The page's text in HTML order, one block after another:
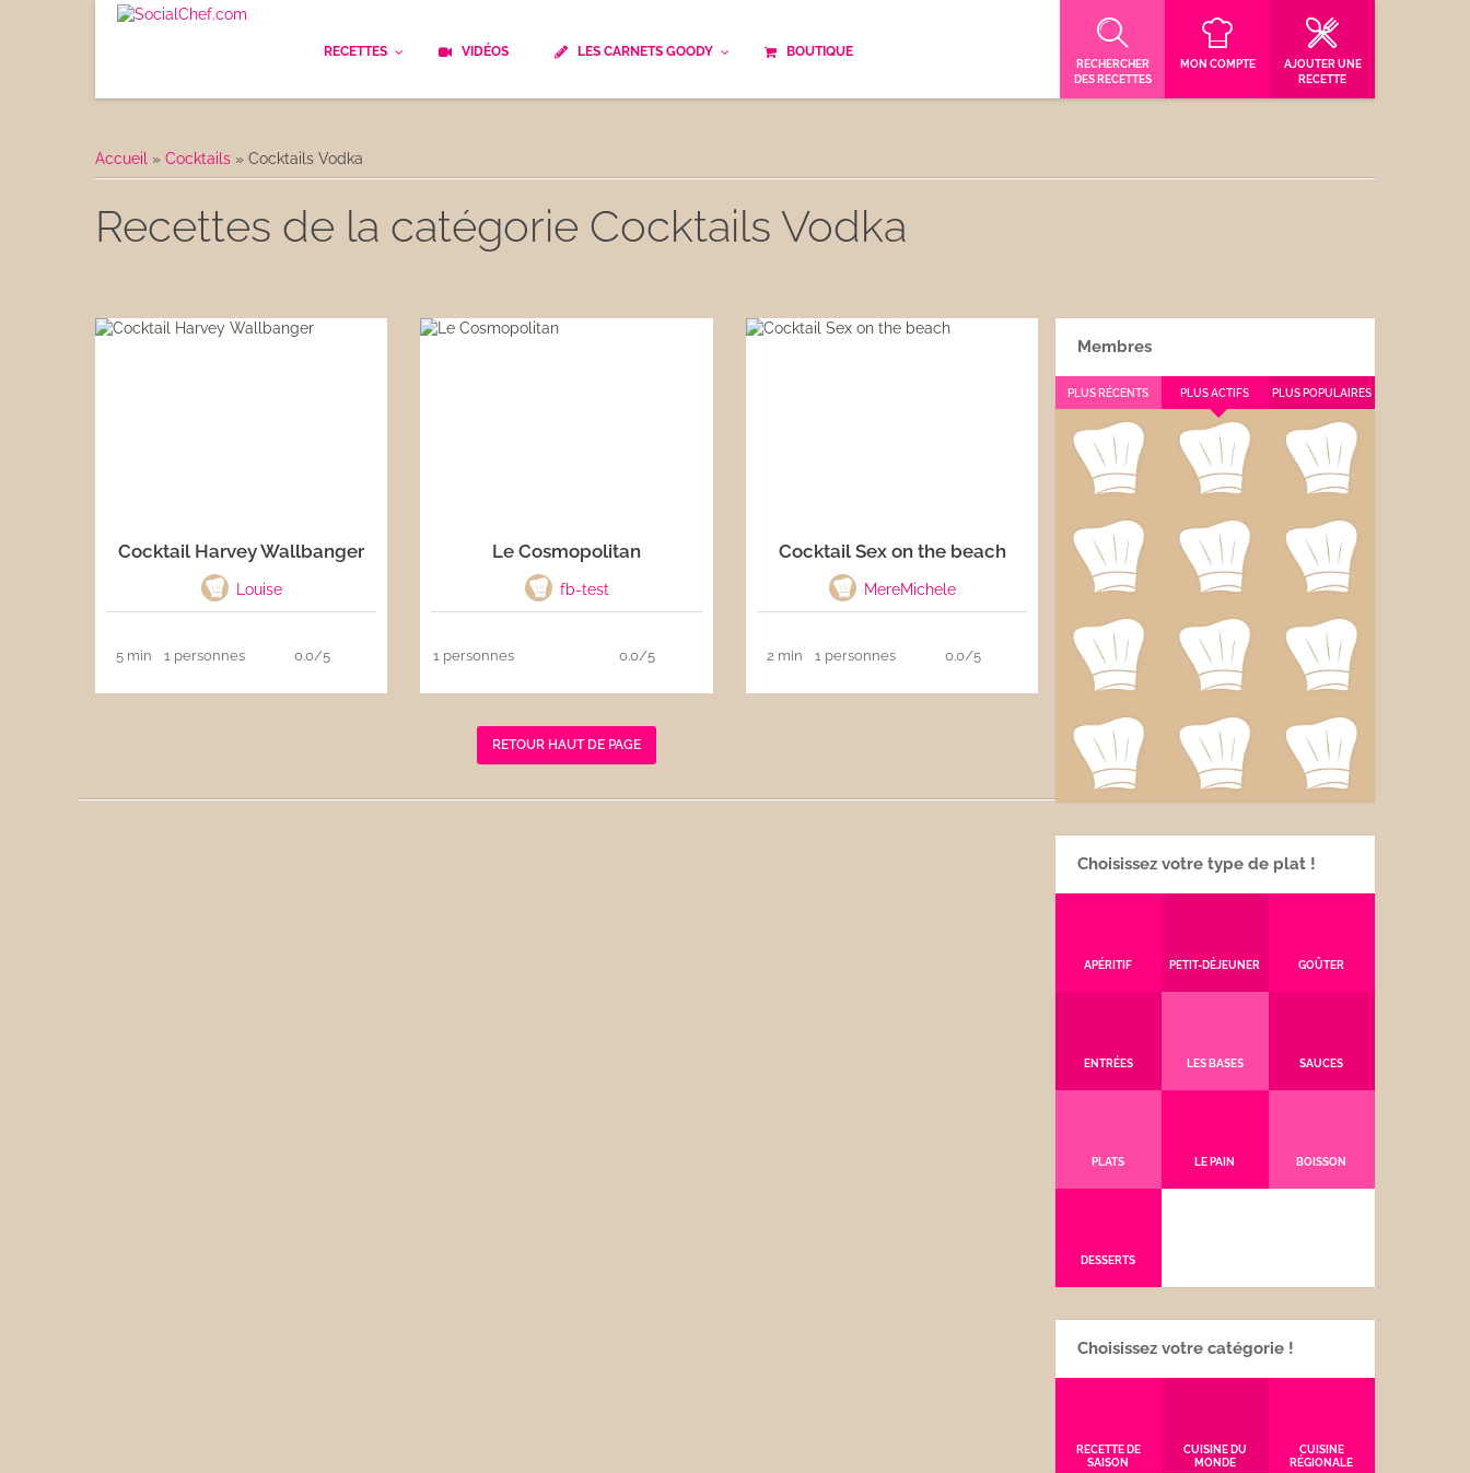
RECETTES
Le Pain
Apéritifs Cuisine française traditionnelle Repas musculation
VIDÉOS LES CARNETS GOODY
Spécialité culinaire
Les astuces Goody
BOUTIQUE
RECHERCHER
DES RECETTES
MON COMPTE
AJOUTER UNE
RECETTE
Accueil » Cocktails » Cocktails Vodka
Recettes de la catégorie Cocktails Vodka
Cocktail Harvey Wallbanger
Louise
5 min 1 personnes 0.0/5
Le Cosmopolitan
fb-test
1 personnes 0.0/5
Cocktail Sex on the beach
MereMichele
2 min 1 personnes 0.0/5
RETOUR HAUT DE PAGE
Membres
PLUS RÉCENTS PLUS ACTIFS PLUS POPULAIRES
Choisissez votre type de plat !
APÉRITIF PETIT-DÉJEUNER GOÛTER
ENTRÉES LES BASES SAUCES
PLATS LE PAIN BOISSON
DESSERTS
Choisissez votre catégorie !
RECETTE DE
SAISON
CUISINE DU
MONDE
CUISINE
RÉGIONALE